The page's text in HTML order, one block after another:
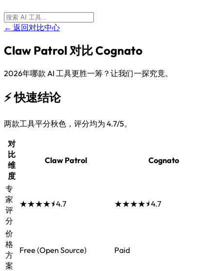
← 返回对比中心
Claw Patrol 对比Cognato
2026年哪款 AI 工具更胜一筹？让我们一探究竟。
⚡快速结论
两款工具平分秋色，评分均为 4.7/5。
对
比
维
度
Claw Patrol Cognato
专
家
评
分
★★★★⯨4.7 ★★★★⯨4.7
价
格
方
案
Free (Open Source) Paid